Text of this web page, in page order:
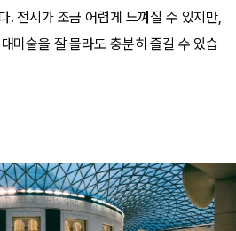
. 전시가 조금 어렵게 느껴질 수 있지만,
미술을 잘 몰라도 충분히 즐길 수 있습